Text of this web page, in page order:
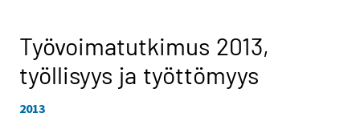
Työvoimatutkimus 2013,
työllisyys ja työttömyys
2013